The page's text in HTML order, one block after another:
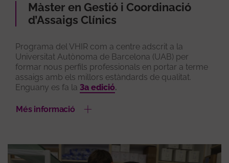
Màster en Gestió i Coordinació
d’Assaigs Clínics
Programa del VHIR com a centre adscrit a la
Universitat Autònoma de Barcelona (UAB) per
formar nous perfils professionals en portar a terme
assaigs amb els millors estàndards de qualitat.
Enguany es fa la 3a edició.
Més informació